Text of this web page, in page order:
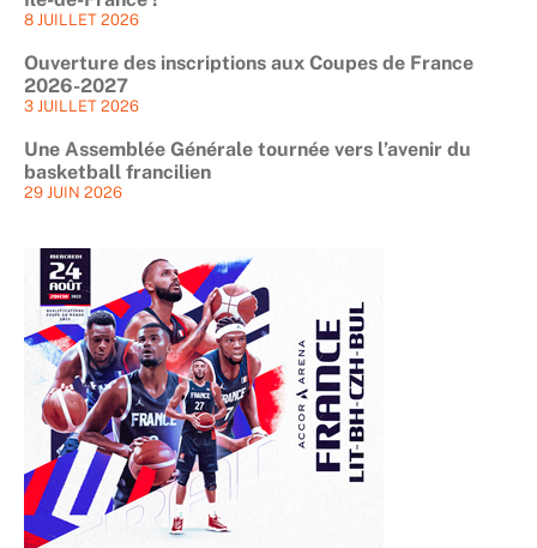
8 JUILLET 2026
Ouverture des inscriptions aux Coupes de France
2026-2027
3 JUILLET 2026
Une Assemblée Générale tournée vers l’avenir du
basketball francilien
29 JUIN 2026